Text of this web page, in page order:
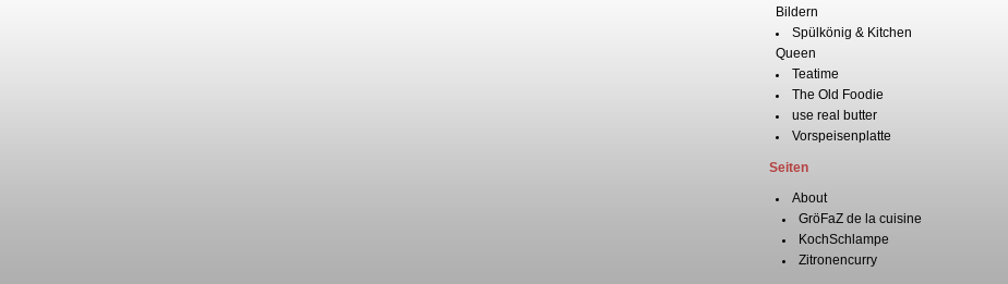
Bildern
Spülkönig & Kitchen
Queen
Teatime
The Old Foodie
use real butter
Vorspeisenplatte
Seiten
About
GröFaZ de la cuisine
KochSchlampe
Zitronencurry